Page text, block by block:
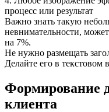
процесс или результат
Важно знать такую
невнимательности,
на 7%.
Не нужно размещать
Делайте его в текстовом
Формирование
клиента